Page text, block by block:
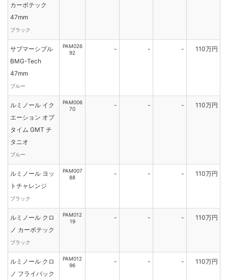
カーボテック
47mm
ブラック
サブマーシブル
BMG-Tech
47mm
ブルー
PAM026
92
- - - 110万円
ルミノール イク
エーション オブ
タイム GMT チ
タニオ
ブルー
PAM006
70
- - - 110万円
ルミノール ヨッ
トチャレンジ
ブラック
PAM007
88
- - - 110万円
ルミノール クロ
ノ カーボテック
ブラック
PAM012
19
- - - 110万円
ルミノール クロ
ノ フライバック
PAM012
96
- - - 110万円